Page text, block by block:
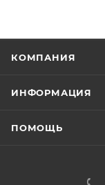
КОМПАНИЯ
ИНФОРМАЦИЯ
ПОМОЩЬ